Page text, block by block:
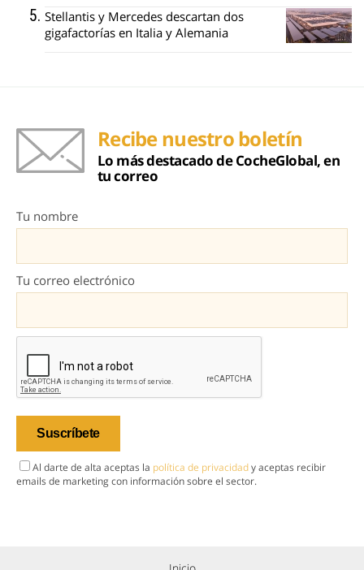
Stellantis y Mercedes descartan dos
gigafactorías en Italia y Alemania
Recibe nuestro boletín
Lo más destacado de CocheGlobal, en
tu correo
Tu nombre
Tu correo electrónico
Al darte de alta aceptas la política de privacidady aceptas recibir
emails de marketing con información sobre el sector.